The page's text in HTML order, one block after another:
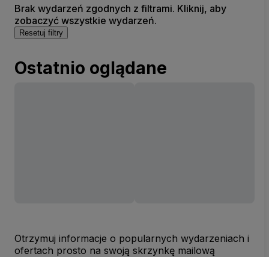
Brak wydarzeń zgodnych z filtrami. Kliknij, aby
zobaczyć wszystkie wydarzeń.
Resetuj filtry
Ostatnio oglądane
Otrzymuj informacje o popularnych wydarzeniach i
ofertach prosto na swoją skrzynkę mailową